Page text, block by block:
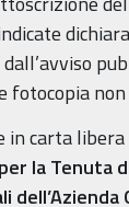
dall’avviso
in carta
la Tenuta